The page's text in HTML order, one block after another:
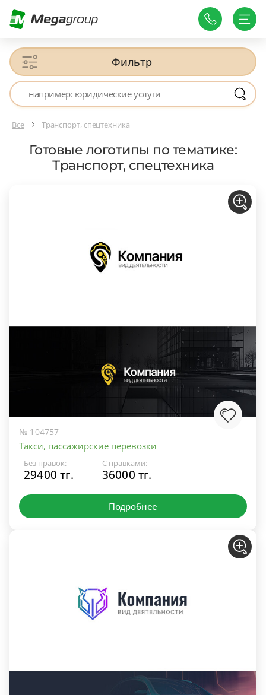
Фильтр
Все Транспорт, спецтехника
Готовые логотипы по тематике:
Транспорт, спецтехника
№ 104757
Такси, пассажирские перевозки
Без правок:
29400 тг.
С правками:
36000 тг.
Подробнее